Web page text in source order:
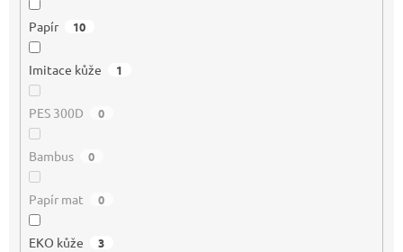
Papír 10
Imitace kůže 1
PES 300D 0
Bambus 0
Papír mat 0
EKO kůže 3